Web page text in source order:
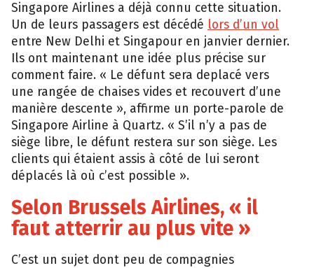
Singapore Airlines a déjà connu cette situation.
Un de leurs passagers est décédé lors d’un vol
entre New Delhi et Singapour en janvier dernier.
Ils ont maintenant une idée plus précise sur
comment faire. « Le défunt sera deplacé vers
une rangée de chaises vides et recouvert d’une
manière descente », affirme un porte-parole de
Singapore Airline à Quartz. « S’il n’y a pas de
siège libre, le défunt restera sur son siège. Les
clients qui étaient assis à côté de lui seront
déplacés là où c’est possible ».
Selon Brussels Airlines, « il
faut atterrir au plus vite »
C’est un sujet dont peu de compagnies